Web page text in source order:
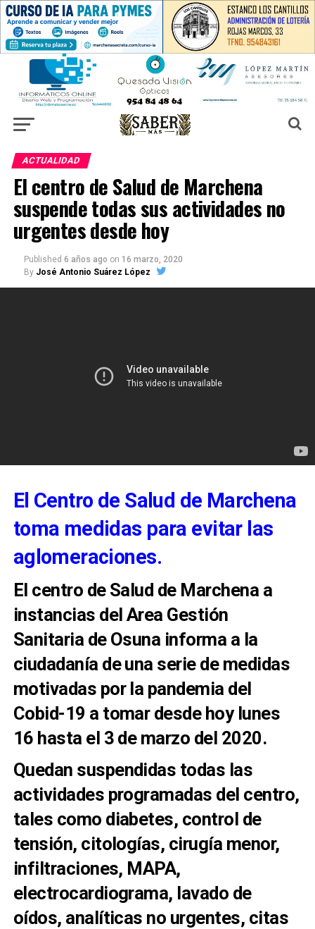
ACTUALIDAD
El centro de Salud de Marchena
suspende todas sus actividades no
urgentes desde hoy
Published 6 años ago on 16 marzo, 2020
By José Antonio Suárez López
El Centro de Salud de Marchena
toma medidas para evitar las
aglomeraciones.
El centro de Salud de Marchena a
instancias del Area Gestión
Sanitaria de Osuna informa a la
ciudadanía de una serie de medidas
motivadas por la pandemia del
Cobid-19 a tomar desde hoy lunes
16 hasta el 3 de marzo del 2020.
Quedan suspendidas todas las
actividades programadas del centro,
tales como diabetes, control de
tensión, citologías, cirugía menor,
infiltraciones, MAPA,
electrocardiograma, lavado de
oídos, analíticas no urgentes, citas